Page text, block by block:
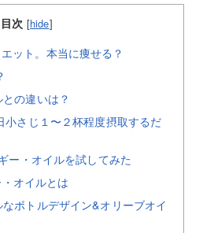
目次 [hide]
ット。本当に痩せる？
の違いは？
さじ１〜２杯程度摂取するだ
ー・オイルを試してみた
オイルとは
ボトルデザイン&オリーブオイ